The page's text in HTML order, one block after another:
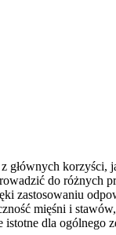
głównych korzyści,
do różnych
zastosowaniu
mięśni i
dla ogólnego